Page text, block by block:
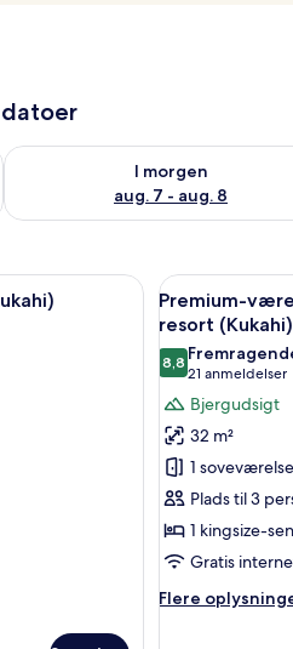
7
I morgen
aug. 7 - aug. 8
Tjek tilgængelighed for i morgen
pengeskab på værelset,
Indlæs
alle
billeder
af
Premium-
værelse
-
kingsize-
seng
-
udsigt
5
Premium-
resort (Kukahi)
8,88,8 ud af 10
21 anmeldelser
(21
anmeldelser)
Bjergudsigt
32 m²
1 soveværelse
Plads til 3
1 kingsize-
Gratis
Flere
Flere